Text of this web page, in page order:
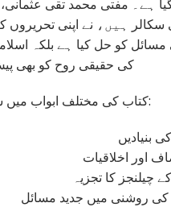
گیا ہے۔ مفتی محمد تقی
ہیں، نے اپنی تحریروں
کو حل کیا ہے بلکہ
کی حقیقی روح کو بھی
کتاب کی مختلف ابواب میں شامل ہیں:
بنیادیں
اور اخلاقیات
چیلنجز کا تجزیہ
روشنی میں جدید مسائل